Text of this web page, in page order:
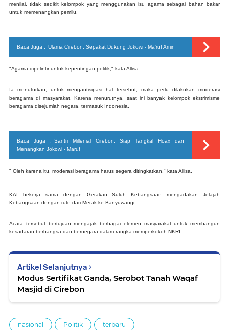
menilai, tidak sedikit kelompok yang menggunakan isu agama sebagai bahan bakar
untuk memenangkan pemilu.
Baca Juga : Ulama Cirebon, Sepakat Dukung Jokowi - Ma'ruf Amin
"Agama dipelintir untuk kepentingan politik," kata Allisa.
Ia menuturkan, untuk mengantisipasi hal tersebut, maka perlu dilakukan moderasi
beragama di masyarakat. Karena menurutnya, saat ini banyak kelompok ekstrimisme
beragama disejumlah negara, termasuk Indonesia.
Baca Juga : Santri Millenial Cirebon, Siap Tangkal Hoax dan
Menangkan Jokowi - Maruf
" Oleh karena itu, moderasi beragama harus segera ditingkatkan," kata Allisa.
KAI bekerja sama dengan Gerakan Suluh Kebangsaan mengadakan Jelajah
Kebangsaan dengan rute dari Merak ke Banyuwangi.
Acara tersebut bertujuan mengajak berbagai elemen masyarakat untuk membangun
kesadaran berbangsa dan bernegara dalam rangka memperkokoh NKRI
Artikel Selanjutnya
Modus Sertifikat Ganda, Serobot Tanah Waqaf
Masjid di Cirebon
nasional Politik terbaru